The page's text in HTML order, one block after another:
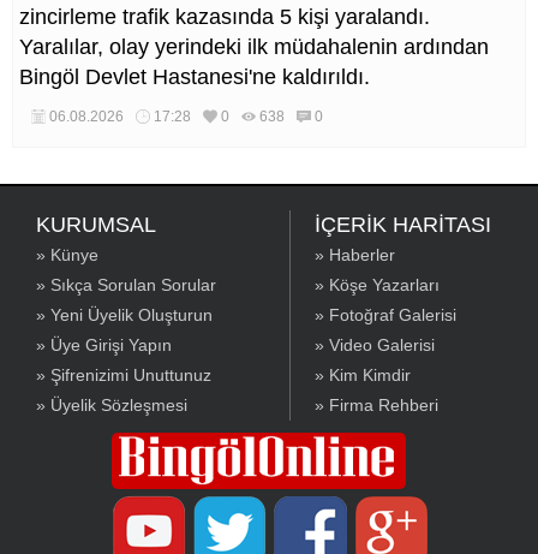
zincirleme trafik kazasında 5 kişi yaralandı.
Yaralılar, olay yerindeki ilk müdahalenin ardından
Bingöl Devlet Hastanesi'ne kaldırıldı.
06.08.2026 17:28 0 638 0
KURUMSAL
» Künye
» Sıkça Sorulan Sorular
» Yeni Üyelik Oluşturun
» Üye Girişi Yapın
» Şifrenizimi Unuttunuz
» Üyelik Sözleşmesi
İÇERİK HARİTASI
» Haberler
» Köşe Yazarları
» Fotoğraf Galerisi
» Video Galerisi
» Kim Kimdir
» Firma Rehberi